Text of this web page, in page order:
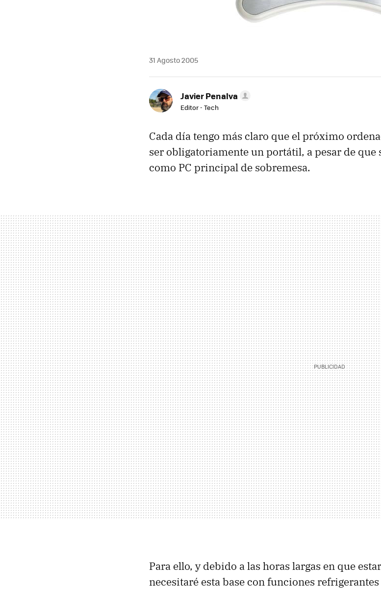
31 Agosto 2005
Javier Penalva
Editor - Tech
Cada día tengo más claro que el próximo
ser obligatoriamente un portátil, a pesar de que
como PC principal de sobremesa.
Para ello, y debido a las horas largas en que
necesitaré esta base con funciones